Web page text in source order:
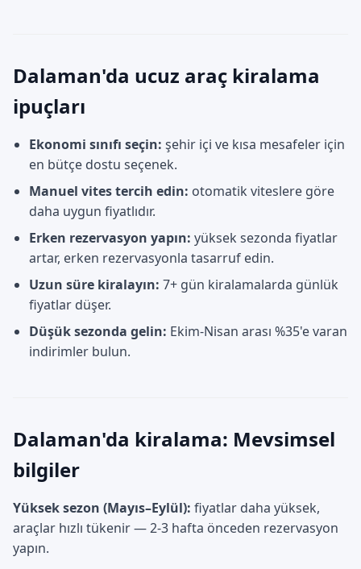
Dalaman'da ucuz araç kiralama
ipuçları
Ekonomi sınıfı seçin: şehir içi ve kısa mesafeler için
en bütçe dostu seçenek.
Manuel vites tercih edin: otomatik viteslere göre
daha uygun fiyatlıdır.
Erken rezervasyon yapın: yüksek sezonda fiyatlar
artar, erken rezervasyonla tasarruf edin.
Uzun süre kiralayın: 7+ gün kiralamalarda günlük
fiyatlar düşer.
Düşük sezonda gelin: Ekim-Nisan arası %35'e varan
indirimler bulun.
Dalaman'da kiralama: Mevsimsel
bilgiler
Yüksek sezon (Mayıs–Eylül): fiyatlar daha yüksek,
araçlar hızlı tükenir — 2-3 hafta önceden rezervasyon
yapın.